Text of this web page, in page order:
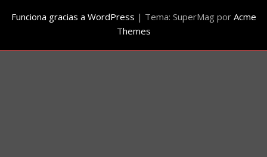
Funciona gracias a WordPress | Tema: SuperMag por Acme
Themes